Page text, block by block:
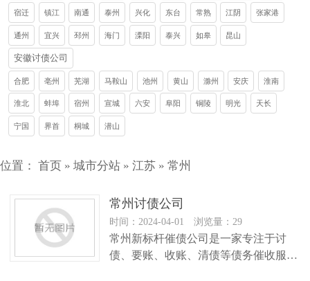
宿迁 镇江 南通 泰州 兴化 东台 常熟 江阴 张家港
通州 宜兴 邳州 海门 溧阳 泰兴 如皋 昆山
安徽讨债公司
合肥 亳州 芜湖 马鞍山 池州 黄山 滁州 安庆 淮南
淮北 蚌埠 宿州 宣城 六安 阜阳 铜陵 明光 天长
宁国 界首 桐城 潜山
位置： 首页 » 城市分站 » 江苏 » 常州
常州讨债公司
时间：2024-04-01 浏览量：29
常州新标杆催债公司是一家专注于讨
债、要账、收账、清债等债务催收服务